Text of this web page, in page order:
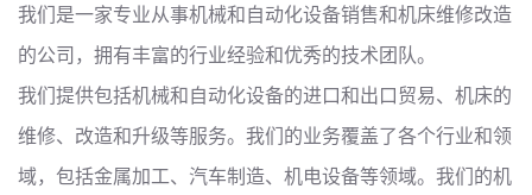
我们是一家专业从事机械和自动化设备销售和机床维修改造
的公司，拥有丰富的行业经验和优秀的技术团队。
我们提供包括机械和自动化设备的进口和出口贸易、机床的
维修、改造和升级等服务。我们的业务覆盖了各个行业和领
域，包括金属加工、汽车制造、机电设备等领域。我们的机